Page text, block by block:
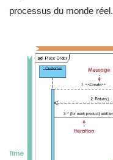
processus du monde réel.